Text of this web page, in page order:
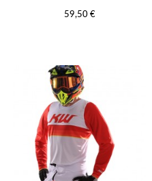
59,50 €